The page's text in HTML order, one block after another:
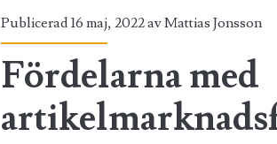
Publicerad 16 maj, 2022 avMattias Jonsson
Fördelarna med